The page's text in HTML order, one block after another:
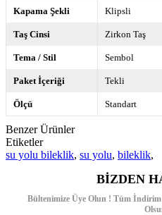
Kapama Şekli Klipsli
Taş Cinsi Zirkon Taş
Tema / Stil Sembol
Paket İçeriği Tekli
Ölçü Standart
Benzer Ürünler
Etiketler
su yolu bileklik, su yolu, bileklik,
BIZDEN
Bültenimize Üye Olun ! Tüm